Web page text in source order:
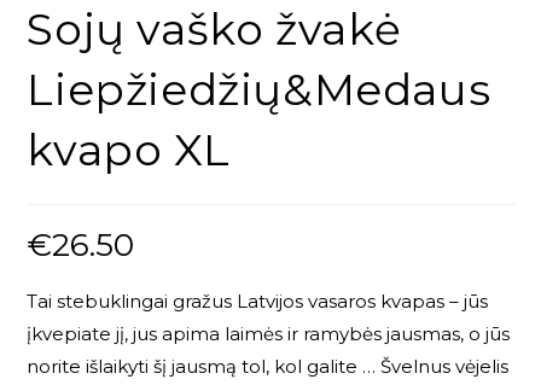
Sojų vaško žvakė
Liepžiedžių&Medaus
kvapo XL
€26.50
Tai stebuklingai gražus Latvijos vasaros kvapas – jūs
įkvepiate jį, jus apima laimės ir ramybės jausmas, o jūs
norite išlaikyti šį jausmą tol, kol galite … Švelnus vėjelis